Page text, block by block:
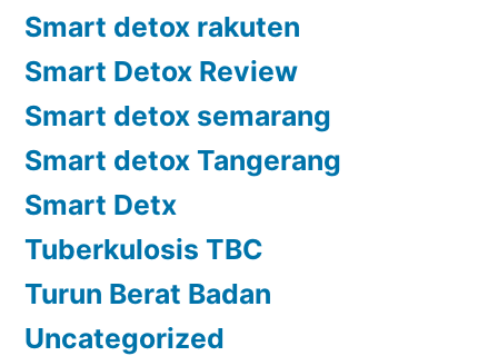
Smart detox rakuten
Smart Detox Review
Smart detox semarang
Smart detox Tangerang
Smart Detx
Tuberkulosis TBC
Turun Berat Badan
Uncategorized